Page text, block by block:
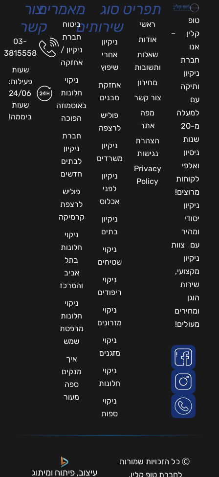
טופ
קלין –
אנו
חברת
ניקיון
ותיקה
עם
למעלה
מ-20
שנות
ניסיון
ואלפי
לקוחות
מרוצים!
ניקיון
יסודי
ומהיר
עם צוות
ניקיון
מקצועי,
שירות
הוגן
ומחירים
מעולים!
תפריט
ראשי
אודות
שאלות
ותשובות
מחירון
צור קשר
מפה
אתר
הצהרת
נגישות
Privacy
Policy
סוג
שירותים
ניקיון
אחרי
שיפוץ
אחזקת
מבנים
פוליש
לרצפה
ניקיון
משרדים
ניקיון
לפני
אכלוס
ניקיון
בתים
ניקוי
שטיחים
ניקוי
ריפודים
ניקוי
מזרונים
ניקוי
מזגנים
ניקוי
חלונות
ניקוי
ספות
מאמרים
ביטוח
חברת
ניקיון /
אחזקה
ניקוי
חלונות
באוסמוזה
הפוכה
חברת
ניקיון
לבתים
חדשים
פוליש
לרצפת
קרמיקה
ניקוי
חלונות
בתל
אביב
והמרכז
ניקוי
חלונות
מרפסת
שמש
איך
מנקים
ספה
מעור
צור
קשר
03-
3815558
שעות
פעילות:
24/06
שעות
ביממה!
Ⓒ כל הזכויות שמורות
לחברת טופ קלין.
עיצוב, פיתוח ומיתוג